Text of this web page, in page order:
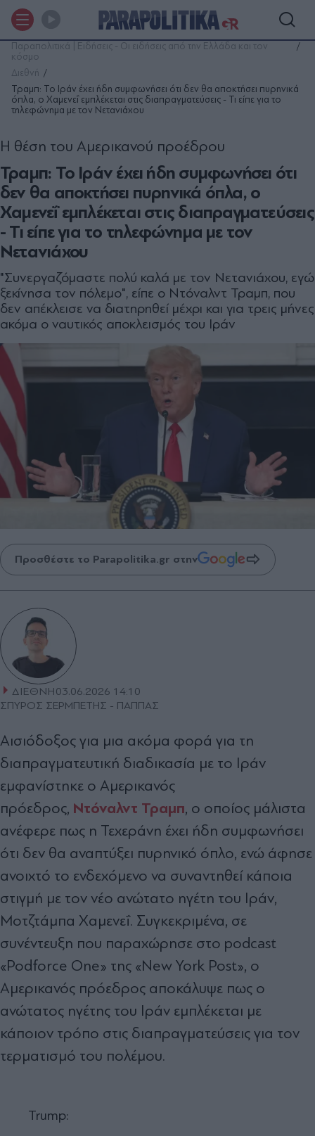
Παραπολιτικά | Ειδήσεις - Οι ειδήσεις από την Ελλάδα και τον
κόσμο
Διεθνή
Τραμπ: Το Ιράν έχει ήδη συμφωνήσει ότι δεν θα αποκτήσει πυρηνικά
όπλα, ο Χαμενεΐ εμπλέκεται στις διαπραγματεύσεις - Τι είπε για το
τηλεφώνημα με τον Νετανιάχου
Τραμπ: Το Ιράν έχει ήδη συμφωνήσει ότι
δεν θα αποκτήσει πυρηνικά όπλα, ο
Χαμενεΐ εμπλέκεται στις διαπραγματεύσεις
- Τι είπε για το τηλεφώνημα με τον
Νετανιάχου
Η θέση του Αμερικανού προέδρου
"Συνεργαζόμαστε πολύ καλά με τον Νετανιάχου, εγώ
ξεκίνησα τον πόλεμο", είπε ο Ντόναλντ Τραμπ, που
δεν απέκλεισε να διατηρηθεί μέχρι και για τρεις μήνες
ακόμα ο ναυτικός αποκλεισμός του Ιράν
Προσθέστε το Parapolitika.gr στην
ΔΙΕΘΝΗ03.06.2026 14:10
ΣΠΥΡΟΣ ΣΕΡΜΠΕΤΗΣ - ΠΑΠΠΑΣ
Αισιόδοξος για μια ακόμα φορά για τη
διαπραγματευτική διαδικασία με το Ιράν
εμφανίστηκε ο Αμερικανός
πρόεδρος, Ντόναλντ Τραμπ, ο οποίος μάλιστα
ανέφερε πως η Τεχεράνη έχει ήδη συμφωνήσει
ότι δεν θα αναπτύξει πυρηνικό όπλο, ενώ άφησε
ανοιχτό το ενδεχόμενο να συναντηθεί κάποια
στιγμή με τον νέο ανώτατο ηγέτη του Ιράν,
Μοτζτάμπα Χαμενεΐ. Συγκεκριμένα, σε
συνέντευξη που παραχώρησε στο podcast
«Podforce One» της «New York Post», ο
Αμερικανός πρόεδρος αποκάλυψε πως ο
ανώτατος ηγέτης του Ιράν εμπλέκεται με
κάποιον τρόπο στις διαπραγματεύσεις για τον
τερματισμό του πολέμου.
Trump: